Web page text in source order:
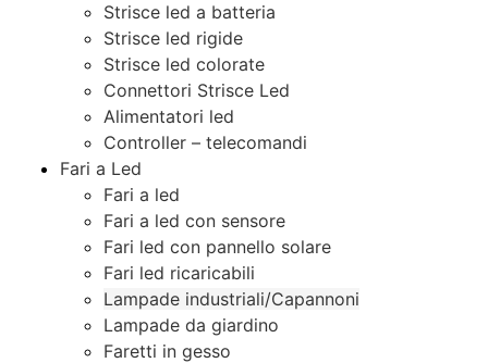
Strisce led a batteria
Strisce led rigide
Strisce led colorate
Connettori Strisce Led
Alimentatori led
Controller – telecomandi
Fari a Led
Fari a led
Fari a led con sensore
Fari led con pannello solare
Fari led ricaricabili
Lampade industriali/Capannoni
Lampade da giardino
Faretti in gesso